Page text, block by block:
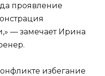
проявление
— замечает Ирина
избегание